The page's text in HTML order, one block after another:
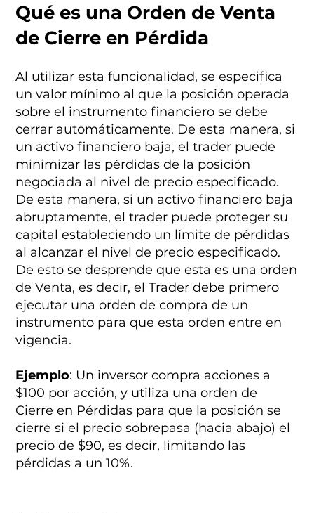
Qué es una Orden de Venta
de Cierre en Pérdida
Al utilizar esta funcionalidad, se especifica
un valor mínimo al que la posición operada
sobre el instrumento financiero se debe
cerrar automáticamente. De esta manera, si
un activo financiero baja, el trader puede
minimizar las pérdidas de la posición
negociada al nivel de precio especificado.
De esta manera, si un activo financiero baja
abruptamente, el trader puede proteger su
capital estableciendo un límite de pérdidas
al alcanzar el nivel de precio especificado.
De esto se desprende que esta es una orden
de Venta, es decir, el Trader debe primero
ejecutar una orden de compra de un
instrumento para que esta orden entre en
vigencia.
Ejemplo: Un inversor compra acciones a
$100 por acción, y utiliza una orden de
Cierre en Pérdidas para que la posición se
cierre si el precio sobrepasa (hacia abajo) el
precio de $90, es decir, limitando las
pérdidas a un 10%.